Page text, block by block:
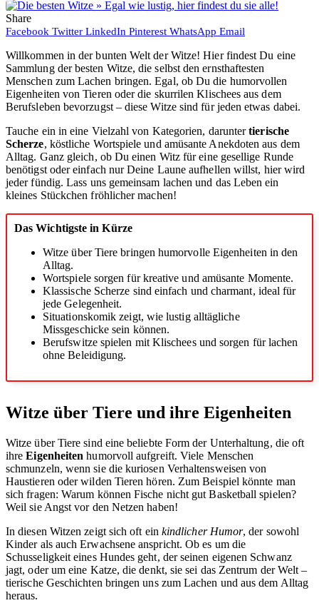
Share
Facebook Twitter LinkedIn Pinterest WhatsApp Email
Willkommen in der bunten Welt der Witze! Hier findest Du eine
Sammlung der besten Witze, die selbst den ernsthaftesten
Menschen zum Lachen bringen. Egal, ob Du die humorvollen
Eigenheiten von Tieren oder die skurrilen Klischees aus dem
Berufsleben bevorzugst – diese Witze sind für jeden etwas dabei.
Tauche ein in eine Vielzahl von Kategorien, daruntertierische
Scherze, köstliche Wortspiele und amüsante Anekdoten aus dem
Alltag. Ganz gleich, ob Du einen Witz für eine gesellige Runde
benötigst oder einfach nur Deine Laune aufhellen willst, hier wird
jeder fündig. Lass uns gemeinsam lachen und das Leben ein
kleines Stückchen fröhlicher machen!
Das Wichtigste in Kürze
Witze über Tiere bringen humorvolle Eigenheiten in den
Alltag.
Wortspiele sorgen für kreative und amüsante Momente.
Klassische Scherze sind einfach und charmant, ideal für
jede Gelegenheit.
Situationskomik zeigt, wie lustig alltägliche
Missgeschicke sein können.
Berufswitze spielen mit Klischees und sorgen für lachen
ohne Beleidigung.
Witze über Tiere und ihre Eigenheiten
Witze über Tiere sind eine beliebte Form der Unterhaltung, die oft
ihreEigenheiten humorvoll aufgreift. Viele Menschen
schmunzeln, wenn sie die kuriosen Verhaltensweisen von
Haustieren oder wilden Tieren hören. Zum Beispiel könnte man
sich fragen: Warum können Fische nicht gut Basketball spielen?
Weil sie Angst vor den Netzen haben!
In diesen Witzen zeigt sich oft ein kindlicher Humor, der sowohl
Kinder als auch Erwachsene anspricht. Ob es um die
Schusseligkeit eines Hundes geht, der seinen eigenen Schwanz
jagt, oder um eine Katze, die denkt, sie sei das Zentrum der Welt –
tierische Geschichten bringen uns zum Lachen und aus dem Alltag
heraus.